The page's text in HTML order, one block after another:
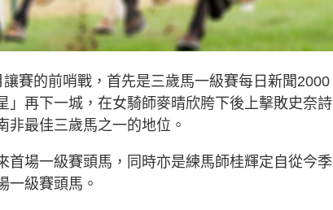
賽的前哨戰，首先是三歲馬一級賽每日新聞2000
再下一城，在女騎師麥晴欣胯下後上擊敗史奈詩
非最佳三歲馬之一的地位。
場一級賽頭馬，同時亦是練馬師桂輝定自從今季
一級賽頭馬。